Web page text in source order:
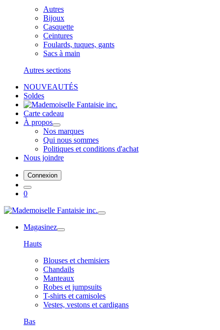
Autres
Bijoux
Casquette
Ceintures
Foulards, tuques, gants
Sacs à main
Autres sections
NOUVEAUTÉS
Soldes
Carte cadeau
À propos
Nos marques
Qui nous sommes
Politiques et conditions d'achat
Nous joindre
Connexion
0
Magasinez
Hauts
Blouses et chemisiers
Chandails
Manteaux
Robes et jumpsuits
T-shirts et camisoles
Vestes, vestons et cardigans
Bas